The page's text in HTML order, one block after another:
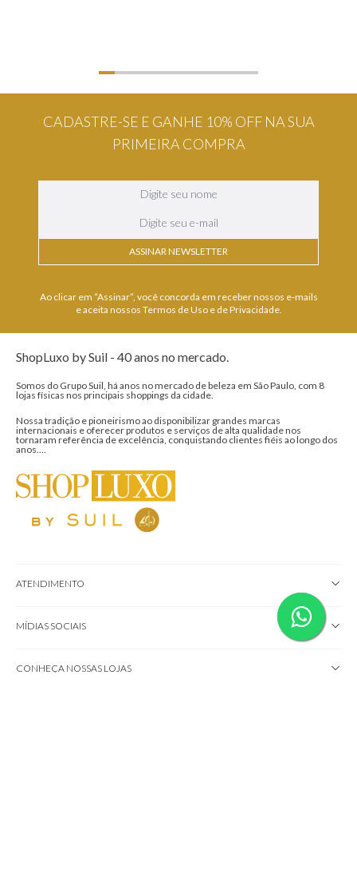
CADASTRE-SE E GANHE 10% OFF NA SUA
PRIMEIRA COMPRA
ASSINAR NEWSLETTER
Ao clicar em “Assinar”, você concorda em receber nossos e-mails
e aceita nossos Termos de Uso e de Privacidade.
ShopLuxo by Suil - 40 anos no mercado.
Somos do Grupo Suil, há anos no mercado de beleza em São Paulo, com 8
lojas físicas nos principais shoppings da cidade.
Nossa tradição e pioneirismo ao disponibilizar grandes marcas
internacionais e oferecer produtos e serviços de alta qualidade nos
tornaram referência de excelência, conquistando clientes fiéis ao longo dos
anos....
ATENDIMENTO
MÍDIAS SOCIAIS
CONHEÇA NOSSAS LOJAS